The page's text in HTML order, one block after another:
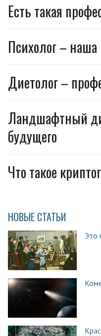
Есть такая
Психолог – наша
Диетолог –
Ландшафтный
будущего
Что такое
НОВЫЕ СТАТЬИ
Это